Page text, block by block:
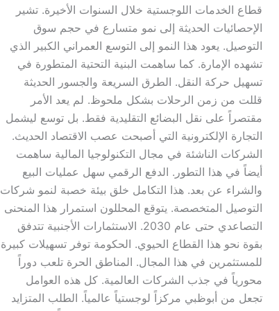
قطاع الخدمات اللوجستية خلال السنوات الأخيرة. تشير
الإحصائيات الحديثة إلى نمو متسارع في حجم سوق
التوصيل. يعود هذا النمو إلى التوسع العمراني الكبير الذي
تشهده الإمارة. كما ساهمت البنية التحتية المتطورة في
تسهيل حركة النقل. الطرق السريعة والجسور الحديثة
قللت من زمن الرحلات بشكل ملحوظ. لم يعد الأمر
مقتصراً على نقل البضائع التقليدية فقط. بل توسع ليشمل
التجارة الإلكترونية التي أصبحت عصب الاقتصاد الحديث.
الشركات الناشئة في مجال التكنولوجيا المالية ساهمت
أيضاً في هذا التطور. الدفع الرقمي سهل عمليات البيع
والشراء عن بعد. هذا التكامل خلق بيئة خصبة لنمو شركات
التوصيل المتخصصة. يتوقع المحللون استمرار هذا المنحنى
التصاعدي حتى عام 2030. الاستثمارات الأجنبية تتدفق
بقوة نحو هذا القطاع الحيوي. الحكومة توفر تسهيلات كبيرة
للمستثمرين في هذا المجال. المناطق الحرة تلعب دوراً
محورياً في جذب الشركات العالمية. كل هذه العوامل
تجعل من أبوظبي مركزاً لوجستياً عالمياً. الطلب المتزايد